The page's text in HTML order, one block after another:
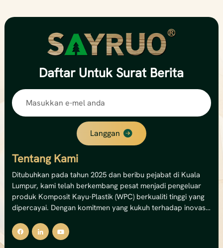
Daftar Untuk Surat Berita
Langgan
Tentang Kami
Ditubuhkan pada tahun 2025 dan beribu pejabat di Kuala
Lumpur, kami telah berkembang pesat menjadi pengeluar
produk Komposit Kayu-Plastik (WPC) berkualiti tinggi yang
dipercayai. Dengan komitmen yang kukuh terhadap inovasi
penyelesaian dek WPC luaran, panel dinding dan pagar
premium.Kemudahan canggih kami mengendalikan 12